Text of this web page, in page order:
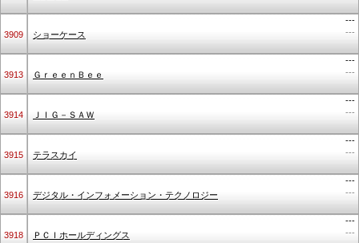
3909 ショーケース
---
---
3913 ＧｒｅｅｎＢｅｅ
---
---
3914 ＪＩＧ－ＳＡＷ
---
---
3915 テラスカイ
---
---
3916 デジタル・インフォメーション・テクノロジー
---
---
3918 ＰＣＩホールディングス
---
---